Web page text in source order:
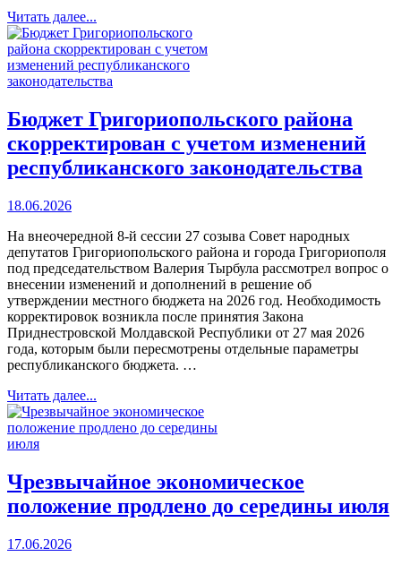
Читать далее...
Бюджет Григориопольского района
скорректирован с учетом изменений
республиканского законодательства
18.06.2026
На внеочередной 8-й сессии 27 созыва Совет народных
депутатов Григориопольского района и города Григориополя
под председательством Валерия Тырбула рассмотрел вопрос о
внесении изменений и дополнений в решение об
утверждении местного бюджета на 2026 год. Необходимость
корректировок возникла после принятия Закона
Приднестровской Молдавской Республики от 27 мая 2026
года, которым были пересмотрены отдельные параметры
республиканского бюджета. …
Читать далее...
Чрезвычайное экономическое
положение продлено до середины июля
17.06.2026